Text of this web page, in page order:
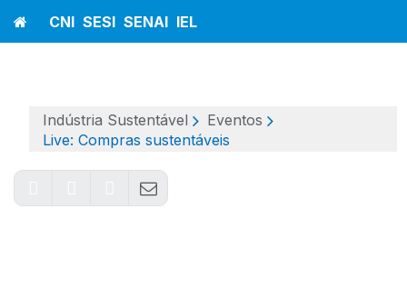
HomeCNI SESI SENAI IEL
Indústria Sustentável
Eventos
Live: Compras sustentáveis